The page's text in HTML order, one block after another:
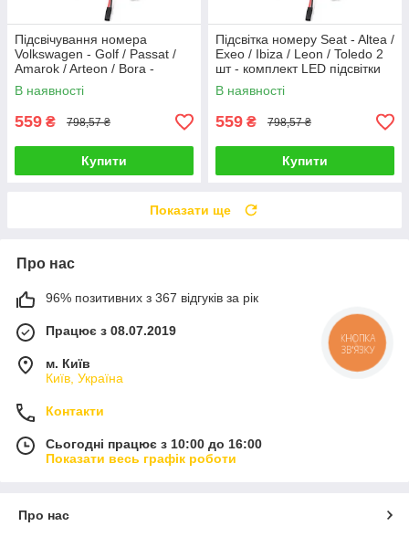
Підсвічування номера
Volkswagen - Golf / Passat /
Amarok / Arteon / Bora -
комплект з 2 шт
В наявності
559 ₴ 798,57 ₴
Купити
Підсвітка номеру Seat - Altea /
Exeo / Ibiza / Leon / Toledo 2
шт - комплект LED підсвітки
номеру авто
В наявності
559 ₴ 798,57 ₴
Купити
Показати ще
Про нас
96% позитивних з 367 відгуків за рік
Працює з 08.07.2019
м. Київ
Київ, Україна
Контакти
Сьогодні працює з 10:00 до 16:00
Показати весь графік роботи
Про нас
КНОПКА
ЗВ'ЯЗКУ